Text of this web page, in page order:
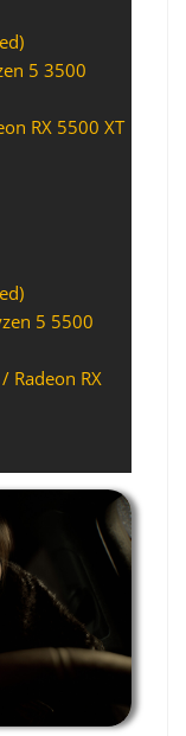
5 3500
RX 5500 XT
5 5500
Radeon RX